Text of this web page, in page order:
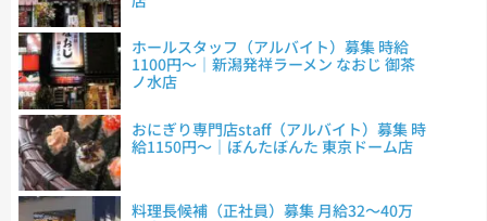
ホールスタッフ（アルバイト）募集 時給
1100円～｜新潟発祥ラーメン なおじ 御茶
ノ水店
おにぎり専門店staff（アルバイト）募集 時
給1150円～｜ぼんたぼんた 東京ドーム店
料理長候補（正社員）募集 月給32～40万